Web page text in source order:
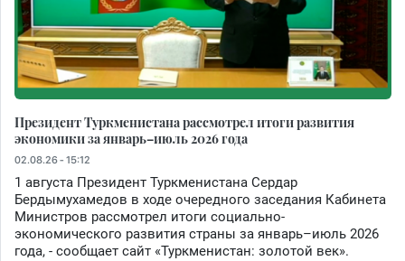
Президент Туркменистана рассмотрел итоги развития
экономики за январь–июль 2026 года
02.08.26 - 15:12
1 августа Президент Туркменистана Сердар
Бердымухамедов в ходе очередного заседания Кабинета
Министров рассмотрел итоги социально-
экономического развития страны за январь–июль 2026
года, - сообщает сайт «Туркменистан: золотой век».